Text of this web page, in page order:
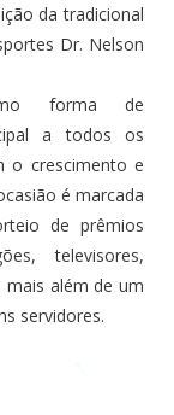
da tradicional
Dr. Nelson
forma de
a todos os
o crescimento e
é marcada
de prêmios
televisores,
além de um
servidores.